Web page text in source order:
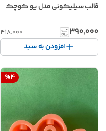
قالب سیلیکونی مدل یو کوچک
۳۹۰٬۰۰۰ ۴۱۸٬۰۰۰
افزودن به سبد
%4